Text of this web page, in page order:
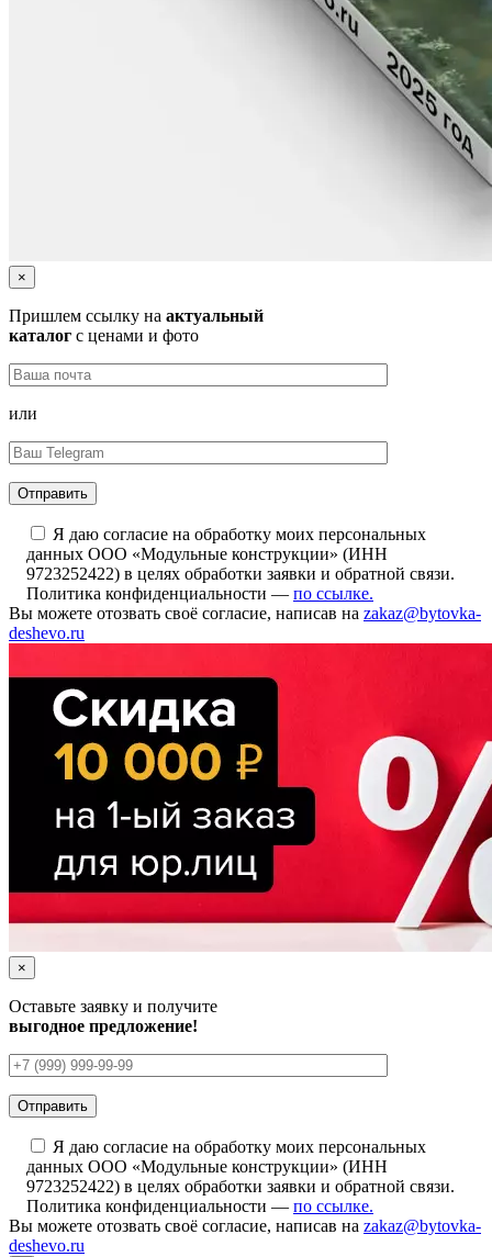
×
Пришлем ссылку на актуальный
каталог с ценами и фото
или
Я даю согласие на обработку моих персональных
данных ООО «Модульные конструкции» (ИНН
9723252422) в целях обработки заявки и обратной связи.
Политика конфиденциальности — по ссылке.
Вы можете отозвать своё согласие, написав на zakaz@bytovka-
deshevo.ru
×
Оставьте заявку и получите
выгодное предложение!
Я даю согласие на обработку моих персональных
данных ООО «Модульные конструкции» (ИНН
9723252422) в целях обработки заявки и обратной связи.
Политика конфиденциальности — по ссылке.
Вы можете отозвать своё согласие, написав на zakaz@bytovka-
deshevo.ru